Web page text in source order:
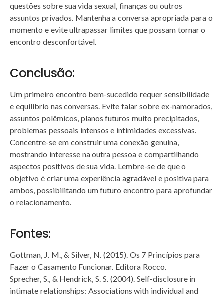
questões sobre sua vida sexual, finanças ou outros
assuntos privados. Mantenha a conversa apropriada para o
momento e evite ultrapassar limites que possam tornar o
encontro desconfortável.
Conclusão:
Um primeiro encontro bem-sucedido requer sensibilidade
e equilíbrio nas conversas. Evite falar sobre ex-namorados,
assuntos polêmicos, planos futuros muito precipitados,
problemas pessoais intensos e intimidades excessivas.
Concentre-se em construir uma conexão genuína,
mostrando interesse na outra pessoa e compartilhando
aspectos positivos de sua vida. Lembre-se de que o
objetivo é criar uma experiência agradável e positiva para
ambos, possibilitando um futuro encontro para aprofundar
o relacionamento.
Fontes:
Gottman, J. M., & Silver, N. (2015). Os 7 Princípios para
Fazer o Casamento Funcionar. Editora Rocco.
Sprecher, S., & Hendrick, S. S. (2004). Self-disclosure in
intimate relationships: Associations with individual and